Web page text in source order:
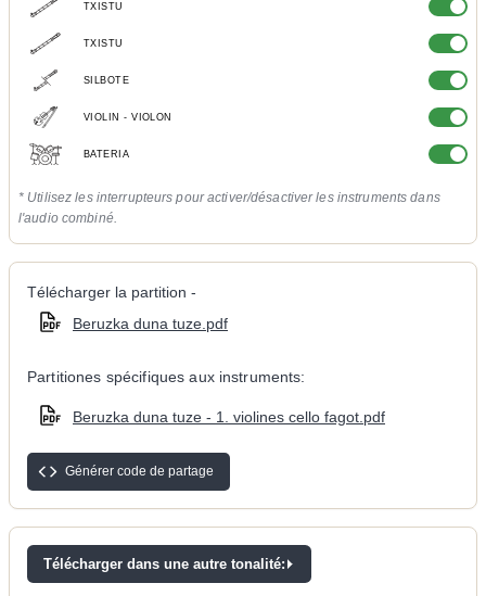
TXISTU
TXISTU
SILBOTE
VIOLIN - VIOLON
BATERIA
* Utilisez les interrupteurs pour activer/désactiver les instruments dans
l'audio combiné.
Télécharger la partition -
Beruzka duna tuze.pdf
Partitiones spécifiques aux instruments:
Beruzka duna tuze - 1. violines cello fagot.pdf
Générer code de partage
Télécharger dans une autre tonalité: